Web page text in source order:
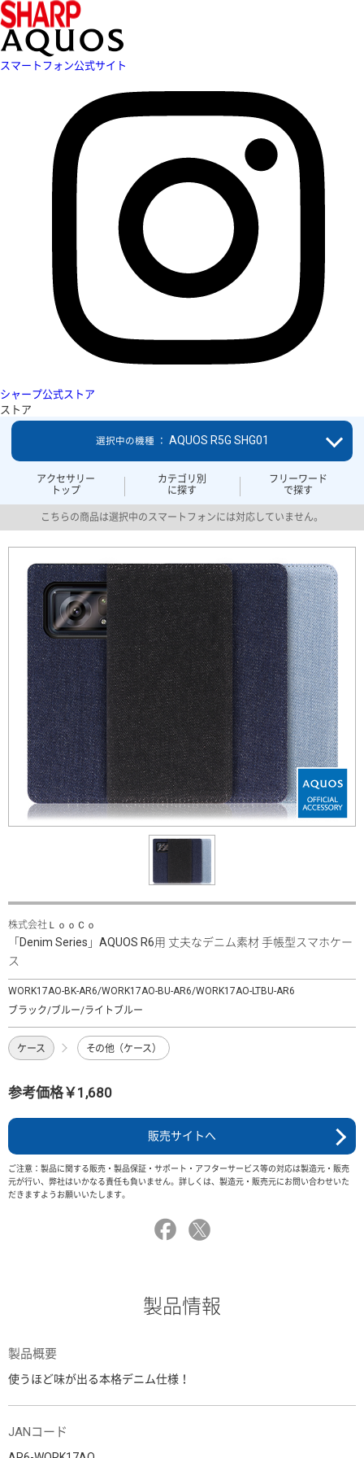
スマートフォン公式サイト
シャープ公式ストア
ストア
アクセサリー
トップ
カテゴリ別
に探す
フリーワード
で探す
選択中の機種 ： AQUOS R5G SHG01
こちらの商品は選択中のスマートフォンには対応していません。
株式会社ＬｏｏＣｏ
「Denim Series」AQUOS R6用 丈夫なデニム素材 手帳型スマホケー
ス
WORK17AO-BK-AR6/WORK17AO-BU-AR6/WORK17AO-LTBU-AR6
ブラック/ブルー/ライトブルー
ケース その他（ケース）
参考価格￥1,680
販売サイトへ
ご注意：製品に関する販売・製品保証・サポート・アフターサービス等の対応は製造元・販売
元が行い、弊社はいかなる責任も負いません。詳しくは、製造元・販売元にお問い合わせいた
だきますようお願いいたします。
製品情報
製品概要
使うほど味が出る本格デニム仕様！
JANコード